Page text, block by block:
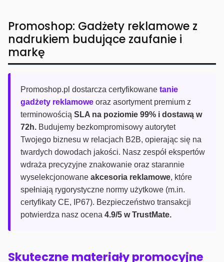
Promoshop: Gadżety reklamowe z
nadrukiem budujące zaufanie i
markę
Promoshop.pl dostarcza certyfikowane tanie
gadżety reklamowe oraz asortyment premium z
terminowością SLA na poziomie 99% i dostawą w
72h. Budujemy bezkompromisowy autorytet
Twojego biznesu w relacjach B2B, opierając się na
twardych dowodach jakości. Nasz zespół ekspertów
wdraża precyzyjne znakowanie oraz starannie
wyselekcjonowane akcesoria reklamowe, które
spełniają rygorystyczne normy użytkowe (m.in.
certyfikaty CE, IP67). Bezpieczeństwo transakcji
potwierdza nasz ocena 4.9/5 w TrustMate.
Skuteczne materiały promocyjne